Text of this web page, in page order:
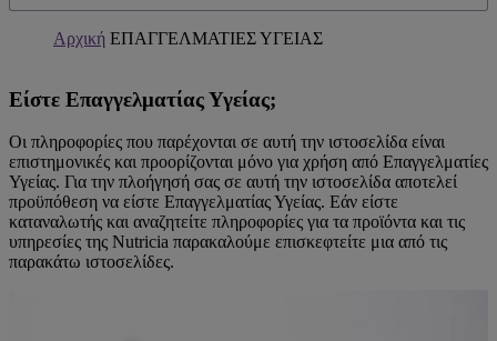
Αρχική ΕΠΑΓΓΕΛΜΑΤΙΕΣ ΥΓΕΙΑΣ
Είστε Επαγγελματίας Υγείας;
Οι πληροφορίες που παρέχονται σε αυτή την ιστοσελίδα είναι
επιστημονικές και προορίζονται μόνο για χρήση από Επαγγελματίες
Υγείας. Για την πλοήγησή σας σε αυτή την ιστοσελίδα αποτελεί
προϋπόθεση να είστε Επαγγελματίας Υγείας. Εάν είστε
καταναλωτής και αναζητείτε πληροφορίες για τα προϊόντα και τις
υπηρεσίες της Nutricia παρακαλούμε επισκεφτείτε μια από τις
παρακάτω ιστοσελίδες.